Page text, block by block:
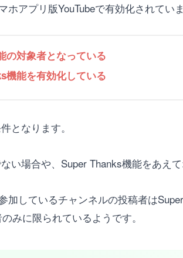
アプリ版YouTubeで有効化されていま
の対象者となっている
機能を有効化している
となります。
い場合や、Super Thanks機能をあえ
加しているチャンネルの投稿者は
みに限られているようです。